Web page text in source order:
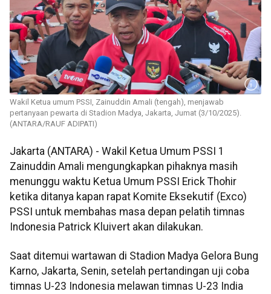
Wakil Ketua umum PSSI, Zainuddin Amali (tengah), menjawab
pertanyaan pewarta di Stadion Madya, Jakarta, Jumat (3/10/2025).
(ANTARA/RAUF ADIPATI)
Jakarta (ANTARA) - Wakil Ketua Umum PSSI 1
Zainuddin Amali mengungkapkan pihaknya masih
menunggu waktu Ketua Umum PSSI Erick Thohir
ketika ditanya kapan rapat Komite Eksekutif (Exco)
PSSI untuk membahas masa depan pelatih timnas
Indonesia Patrick Kluivert akan dilakukan.
Saat ditemui wartawan di Stadion Madya Gelora Bung
Karno, Jakarta, Senin, setelah pertandingan uji coba
timnas U-23 Indonesia melawan timnas U-23 India